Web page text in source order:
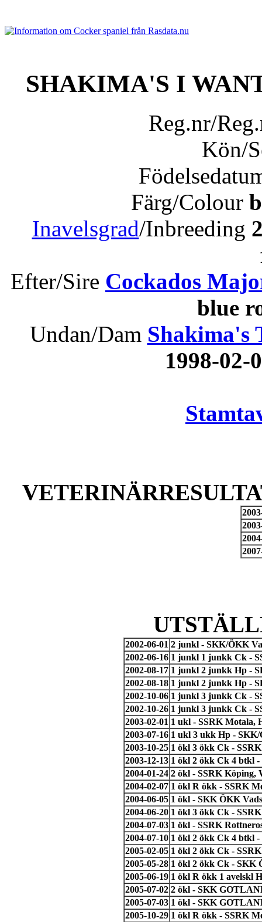
SHAKIMA'S I
Reg.nr/
Kön/
Färg/Colour
Inavelsgrad/Inbreeding
Efter/Sire Cockados
blue
Undan/Dam Shakima's
1998-
2002-06-01 2 junkl - SKK/ÖKK
2002-06-16 1 junkl 1 junkk Ck -
2002-08-17 1 junkl 2 junkk Hp -
2002-08-18 1 junkl 2 junkk Hp -
2002-10-06 1 junkl 3 junkk Ck -
2002-10-26 1 junkl 3 junkk Ck -
2003-02-01 1 ukl - SSRK Motala,
2003-07-16 1 ukl 3 ukk Hp -
2003-10-25 1 ökl 3 ökk Ck -
2003-12-13 1 ökl 2 ökk Ck 4 btkl -
2004-01-24 2 ökl - SSRK Köping,
2004-02-07 1 ökl R ökk - SSRK
2004-06-05 1 ökl - SKK ÖKK
2004-06-20 1 ökl 3 ökk Ck -
2004-07-03 1 ökl - SSRK
2004-07-10 1 ökl 2 ökk Ck 4 btkl
2005-02-05 1 ökl 2 ökk Ck -
2005-05-28 1 ökl 2 ökk Ck - SKK
2005-06-19 1 ökl R ökk 1 avelskl
2005-07-02 2 ökl - SKK
2005-07-03 1 ökl - SKK
2005-10-29 1 ökl R ökk - SSRK